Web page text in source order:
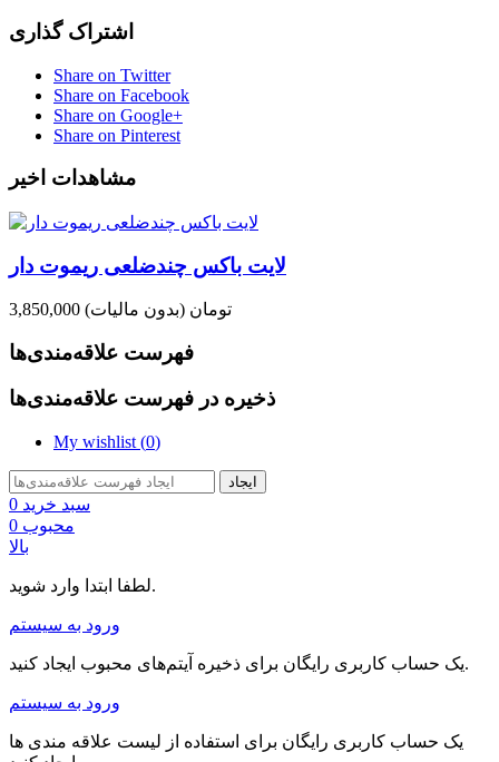
اشتراک گذاری
Share on Twitter
Share on Facebook
Share on Google+
Share on Pinterest
مشاهدات اخیر
لایت باکس چندضلعی ریموت دار
3,850,000 تومان (بدون مالیات)
فهرست علاقه‌مندی‌ها
ذخیره در فهرست علاقه‌مندی‌ها
My wishlist (0)
ایجاد
سبد خرید 0
محبوب 0
بالا
لطفا ابتدا وارد شوید.
ورود به سیستم
یک حساب کاربری رایگان برای ذخیره آیتم‌های محبوب ایجاد کنید.
ورود به سیستم
یک حساب کاربری رایگان برای استفاده از لیست علاقه مندی ها